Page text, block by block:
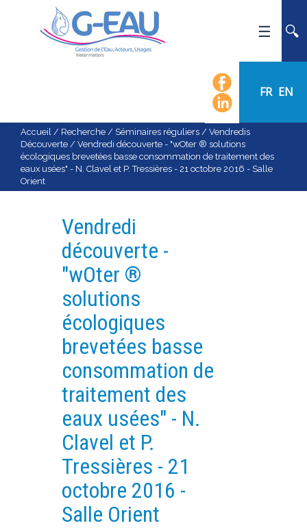
FR EN
ACTUALITÉS
AGENDA
CALENDRIER DES ÉVÈNEMENTS
ORGANIGRAMME
RECRUTEMENT
RECHERCHE
PLATEFORMES EXPÉRIMENTALES
IMPLANTATIONS GÉOGRAPHIQUES
PROJETS EN COURS
PROJETS TERMINÉS
NOS RÉSEAUX SCIENTIFIQUES ET TECHNIQUES
SÉMINAIRES RÉGULIERS
FORMATION
INGÉNIEUR
FORMATION CONTINUE
Accueil / Recherche / Séminaires réguliers / Vendredis
Découverte / Vendredi découverte - "wOter ® solutions
écologiques brevetées basse consommation de traitement des
eaux usées" - N. Clavel et P. Tressières - 21 octobre 2016 - Salle
Orient
Vendredi
découverte -
"wOter ®
solutions
écologiques
brevetées basse
consommation de
traitement des
eaux usées" - N.
Clavel et P.
Tressières - 21
octobre 2016 -
Salle Orient